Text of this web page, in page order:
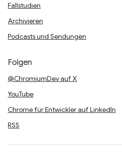
Fallstudien
Archivieren
Podcasts und Sendungen
Folgen
@ChromiumDev auf X
YouTube
Chrome für Entwickler auf LinkedIn
RSS